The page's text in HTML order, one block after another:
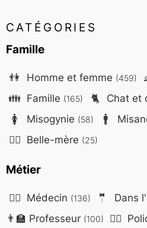
CATÉGORIES
Famille
👫 Homme et femme (459)
👪 Famille (165) 🐈 Chat et
🚺 Misogynie (58) 🚹
🤷‍♀️ Belle-mère (25)
Métier
👨‍⚕️ Médecin (136) 🤵 Dans
👨‍🏫 Professeur (100) 👮‍♂️